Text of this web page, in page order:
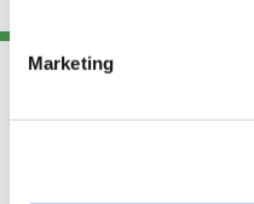
Marketing
Adresse